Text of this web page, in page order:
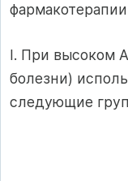
I. При высоком
болезни)
следующие